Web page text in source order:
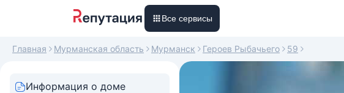
Все сервисы
Главная Мурманская область Мурманск Героев Рыбачьего 59
Информация о доме